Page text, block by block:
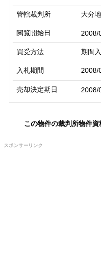
管轄裁判所 大分
閲覧開始日 2008/
買受方法 期間
入札期間 2008/
売却決定期日 2008/
この物件の裁判所物件資
スポンサーリンク